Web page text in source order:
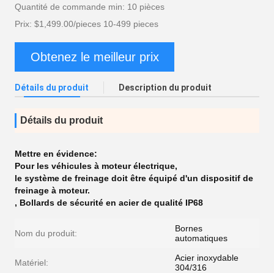
Quantité de commande min: 10 pièces
Prix: $1,499.00/pieces 10-499 pieces
Obtenez le meilleur prix
Détails du produit Description du produit
Détails du produit
Mettre en évidence:
Pour les véhicules à moteur électrique,
le système de freinage doit être équipé d'un dispositif de
freinage à moteur.
, Bollards de sécurité en acier de qualité IP68
Nom du produit:
Bornes
automatiques
Matériel:
Acier inoxydable
304/316